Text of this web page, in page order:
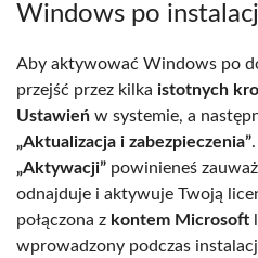
Windows po
Aby aktywować Windows po
przejść przez kilka istotnych
Ustawień w systemie, a
„Aktualizacja i zabezpieczenia”
„Aktywacji” powinieneś
odnajduje i aktywuje Twoją
połączona z kontem Microsoft
wprowadzony podczas